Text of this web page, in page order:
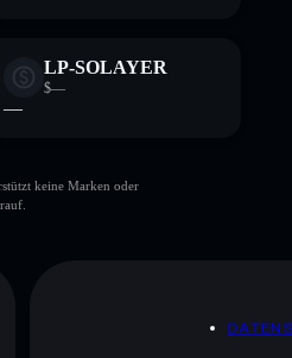
LP-SOLAYER
$—
—
keine Marken oder